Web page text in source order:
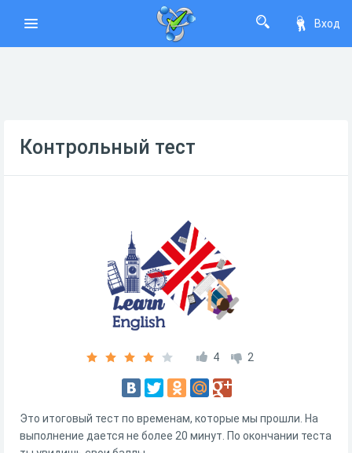
Вход
Контрольный тест
4 2
Это итоговый тест по временам, которые мы прошли. На
выполнение дается не более 20 минут. По окончании теста